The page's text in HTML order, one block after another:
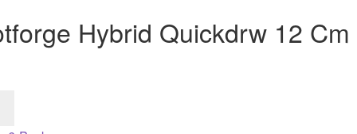
Hybrid Quickdrw 12 Cm